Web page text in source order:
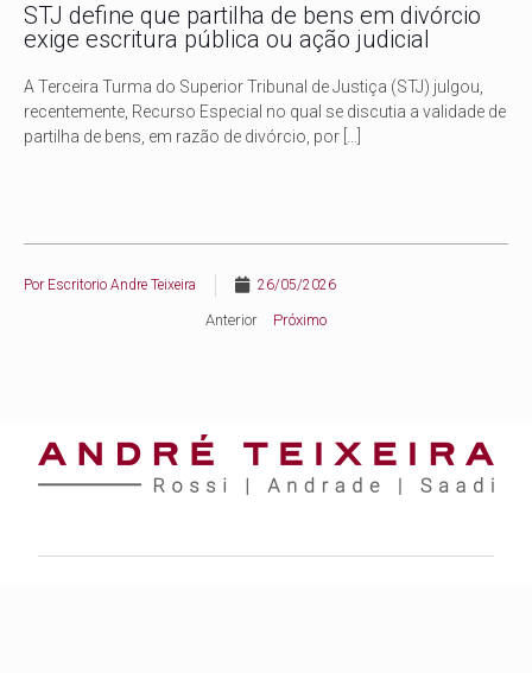
STJ define que partilha de bens em divórcio
exige escritura pública ou ação judicial
A Terceira Turma do Superior Tribunal de Justiça (STJ) julgou,
recentemente, Recurso Especial no qual se discutia a validade de
partilha de bens, em razão de divórcio, por […]
Por Escritorio Andre Teixeira 26/05/2026
Anterior Próximo